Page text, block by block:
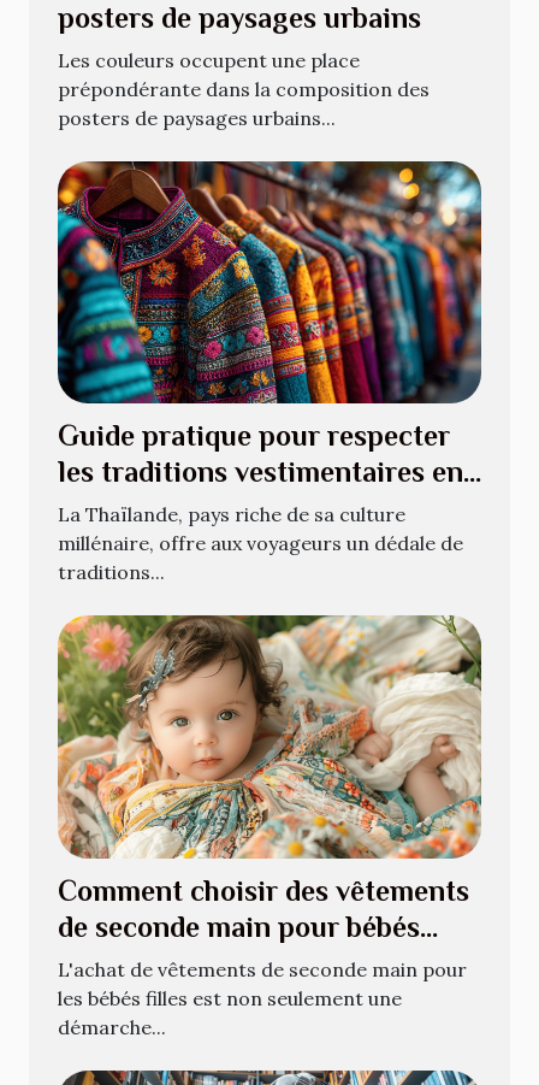
posters de paysages urbains
Les couleurs occupent une place
prépondérante dans la composition des
posters de paysages urbains...
Guide pratique pour respecter
les traditions vestimentaires en
Thaïlande
La Thaïlande, pays riche de sa culture
millénaire, offre aux voyageurs un dédale de
traditions...
Comment choisir des vêtements
de seconde main pour bébés
filles
L'achat de vêtements de seconde main pour
les bébés filles est non seulement une
démarche...